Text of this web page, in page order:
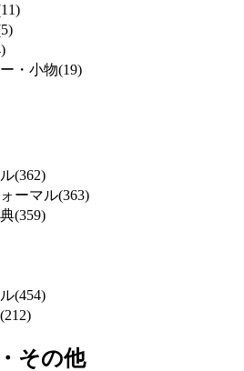
・小物(19)
(362)
ーマル(363)
(359)
(454)
その他